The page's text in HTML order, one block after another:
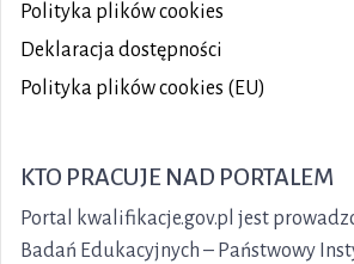
Polityka plikówcookies
Deklaracja dostępności
Polityka plików cookies (EU)
KTO PRACUJE NAD PORTALEM
Portal kwalifikacje.gov.pl jest
Badań Edukacyjnych – Państwowy